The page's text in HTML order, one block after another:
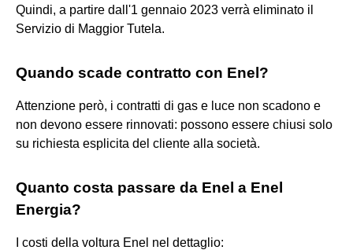
Quindi, a partire dall'1 gennaio 2023 verrà eliminato il
Servizio di Maggior Tutela.
Quando scade contratto con Enel?
Attenzione però, i contratti di gas e luce non scadono e
non devono essere rinnovati: possono essere chiusi solo
su richiesta esplicita del cliente alla società.
Quanto costa passare da Enel a Enel
Energia?
I costi della voltura Enel nel dettaglio: